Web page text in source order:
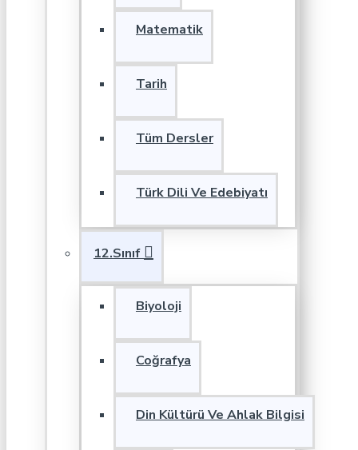
Matematik
Tarih
Tüm Dersler
Türk Dili Ve Edebiyatı
12.Sınıf
Biyoloji
Coğrafya
Din Kültürü Ve Ahlak Bilgisi